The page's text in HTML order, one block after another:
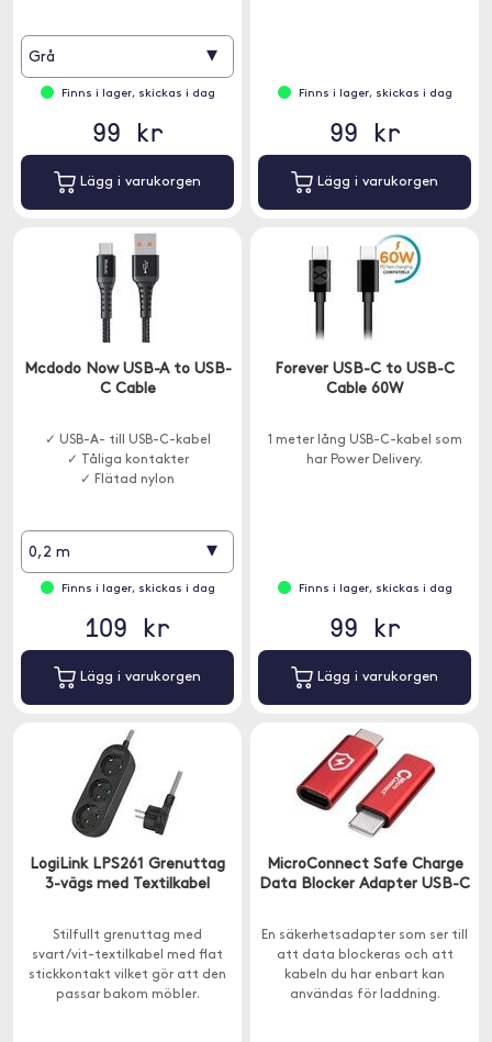
Grå ▾
Finns i lager, skickas i dag
99 kr
Lägg i varukorgen
Finns i lager, skickas i dag
99 kr
Lägg i varukorgen
Mcdodo Now USB-A to USB-
C Cable
✓ USB-A- till USB-C-kabel
✓ Tåliga kontakter
✓ Flätad nylon
0,2 m ▾
Finns i lager, skickas i dag
109 kr
Lägg i varukorgen
Forever USB-C to USB-C
Cable 60W
1 meter lång USB-C-kabel som
har Power Delivery.
Finns i lager, skickas i dag
99 kr
Lägg i varukorgen
LogiLink LPS261 Grenuttag
3-vägs med Textilkabel
Stilfullt grenuttag med
svart/vit-textilkabel med flat
stickkontakt vilket gör att den
passar bakom möbler.
MicroConnect Safe Charge
Data Blocker Adapter USB-C
En säkerhetsadapter som ser till
att data blockeras och att
kabeln du har enbart kan
användas för laddning.